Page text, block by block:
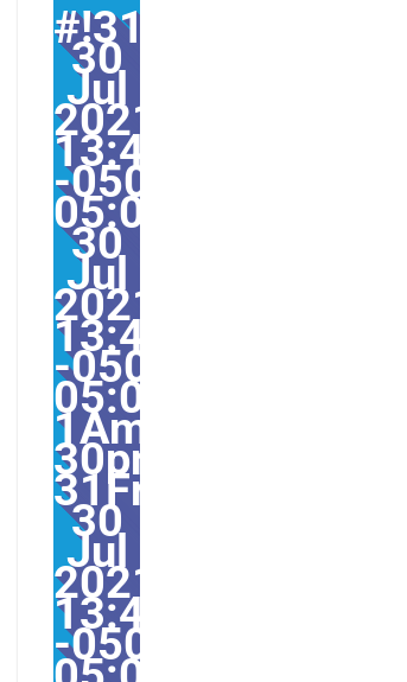
#!31Fri,
30
Jul
2021
13:47:00
-0500-
05:000031#31Fri,
30
Jul
2021
13:47:00
-0500-
05:00-
1America/
30pm31pm-
31Fri,
30
Jul
2021
13:47:00
-0500-